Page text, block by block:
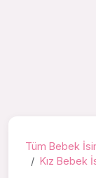
Tüm Bebek
Kız Bebek